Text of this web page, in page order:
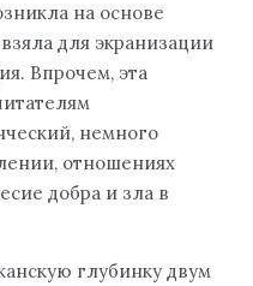
на основе
для экранизации
Впрочем, эта
немного
отношениях
добра и зла в
глубинку двум